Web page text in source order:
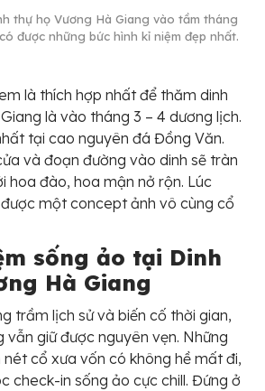
thự họ Vương Hà Giang vào tầm tháng
được những bức hình kỉ niệm đẹp nhất.
là thích hợp nhất để thăm dinh
là vào tháng 3 – 4 dương lịch.
tại cao nguyên đá Đồng Văn.
và đoạn đường vào dinh sẽ tràn
hoa đào, hoa mận nở rộn. Lúc
một concept ảnh vô cùng cổ
sống ảo tại Dinh
Hà Giang
trầm lịch sử và biến cố thời gian,
vẫn giữ được nguyên vẹn. Những
cổ xưa vốn có không hề mất đi,
check-in sống ảo cực chill. Đứng ở